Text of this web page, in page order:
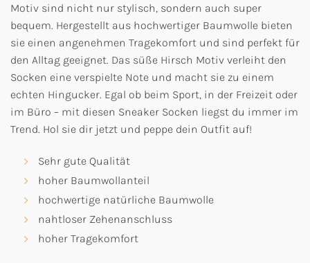
Motiv sind nicht nur stylisch, sondern auch super
bequem. Hergestellt aus hochwertiger Baumwolle bieten
sie einen angenehmen Tragekomfort und sind perfekt für
den Alltag geeignet. Das süße Hirsch Motiv verleiht den
Socken eine verspielte Note und macht sie zu einem
echten Hingucker. Egal ob beim Sport, in der Freizeit oder
im Büro – mit diesen Sneaker Socken liegst du immer im
Trend. Hol sie dir jetzt und peppe dein Outfit auf!
Sehr gute Qualität
hoher Baumwollanteil
hochwertige natürliche Baumwolle
nahtloser Zehenanschluss
hoher Tragekomfort